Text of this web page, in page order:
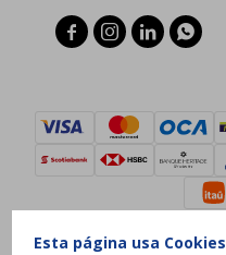
Esta página usa Cookies
   